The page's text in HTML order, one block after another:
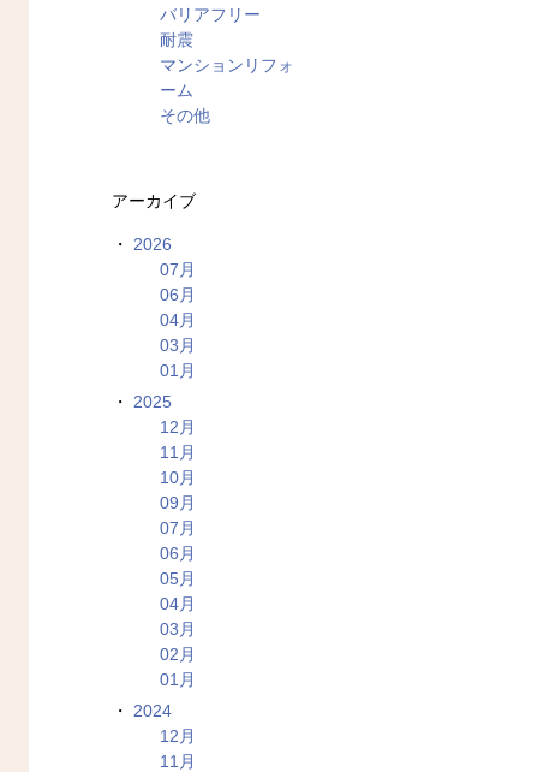
バリアフリー
耐震
マンションリフォ
ーム
その他
アーカイブ
2026
07月
06月
04月
03月
01月
2025
12月
11月
10月
09月
07月
06月
05月
04月
03月
02月
01月
2024
12月
11月